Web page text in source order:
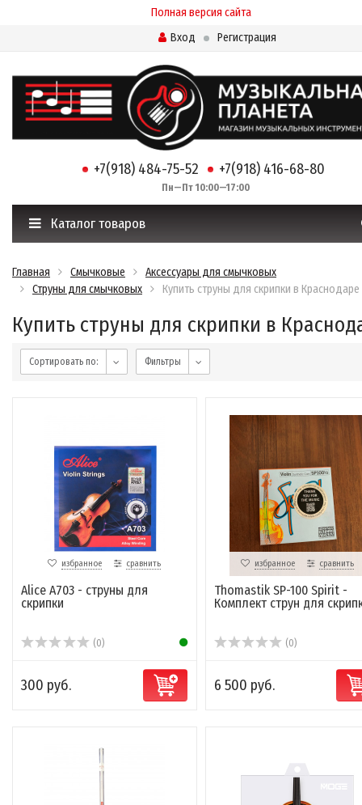
Полная версия сайта
Вход
Регистрация
+7(918) 484-75-52 +7(918) 416-68-80
Пн—Пт 10:00—17:00
Каталог товаров
Главная Смычковые
Аксессуары для смычковых
Струны для смычковых
Купить струны для скрипки в Краснодаре
Купить струны для скрипки в
Сортировать по: Фильтры
избранное сравнить
Alice A703 - струны для
скрипки
(0)
300 руб.
избранное сравнить
Thomastik SP-100 Spirit -
Комплект струн для
(0)
6 500 руб.